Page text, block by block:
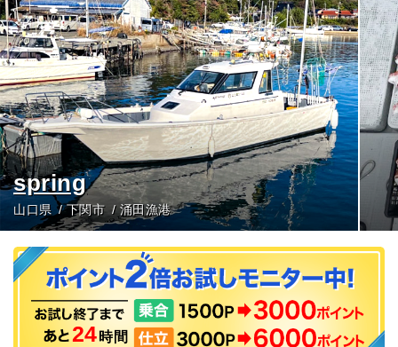
spring
山口県 下関市 涌田漁港
24 時間